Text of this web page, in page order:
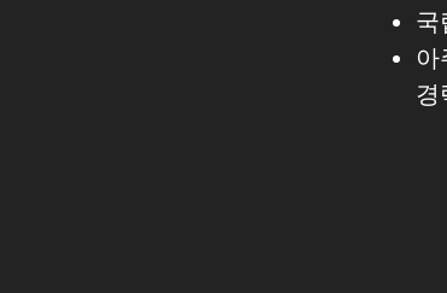
국
아
경